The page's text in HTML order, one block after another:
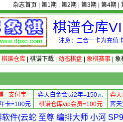
杂志首页 第1期 第2期 第3期 第4期
棋谱仓库
注意：二合一卡为充值
棋谱仓库| 棋谱下载| 动态棋盘| 象棋赛事| 象
- 支付宝 弈天白金会员2年=150元
弈
卡=100元
棋谱仓库vip会员=100元 弈
软件(云蛇 至尊 编排大师 小河